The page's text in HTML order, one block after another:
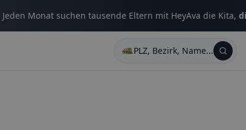
Jeden Monat suchen tausende Eltern mit HeyAva die Kita,
PLZ, Bezirk, Name...